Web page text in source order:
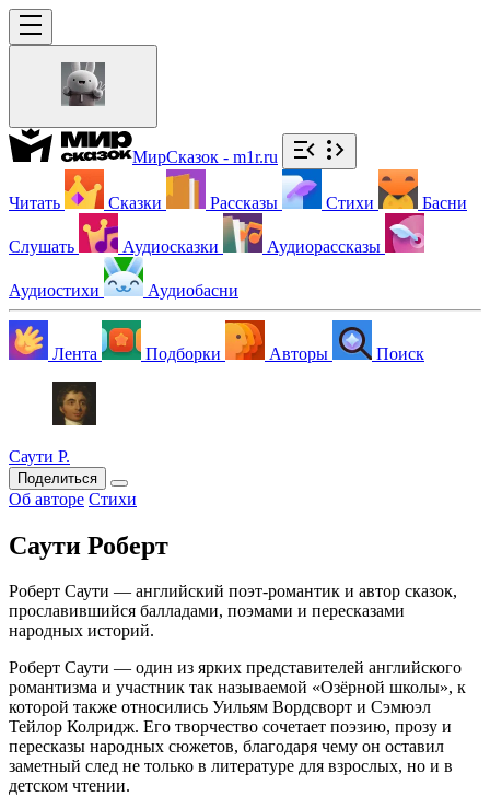
МирСказок - m1r.ru
Читать Сказки Рассказы Стихи Басни
Слушать Аудиосказки Аудиорассказы
Аудиостихи Аудиобасни
Лента Подборки Авторы Поиск
Саути Р.
Поделиться
Об авторе Стихи
Саути Роберт
Роберт Саути — английский поэт-романтик и автор сказок,
прославившийся балладами, поэмами и пересказами
народных историй.
Роберт Саути — один из ярких представителей английского
романтизма и участник так называемой «Озёрной школы», к
которой также относились Уильям Вордсворт и Сэмюэл
Тейлор Колридж. Его творчество сочетает поэзию, прозу и
пересказы народных сюжетов, благодаря чему он оставил
заметный след не только в литературе для взрослых, но и в
детском чтении.